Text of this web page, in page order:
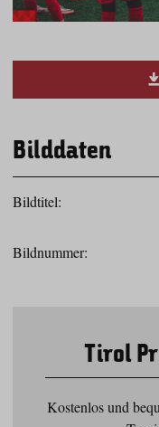
Bilddaten
Bildtitel:
Bildnummer:
Tirol
Kostenlos und